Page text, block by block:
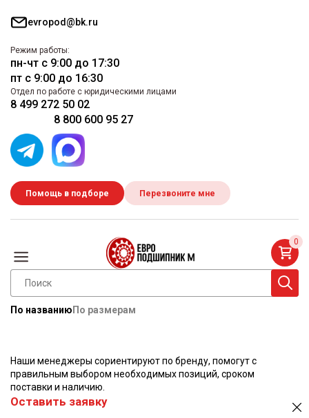
evropod@bk.ru
Режим работы:
пн-чт с 9:00 до 17:30
пт с 9:00 до 16:30
Отдел по работе с юридическими лицами
8 499 272 50 02
8 800 600 95 27
Помощь в подборе Перезвоните мне
По названию По размерам
0
Наши менеджеры сориентируют по бренду, помогут с
правильным выбором необходимых позиций, сроком
поставки и наличию.
Оставить заявку